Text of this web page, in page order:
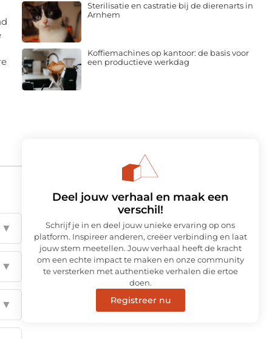
▼
▼
▼
Sterilisatie en castratie bij de dierenarts in
Arnhem
Koffiemachines op kantoor: de basis voor
een productieve werkdag
Deel jouw verhaal en maak een
verschil!
Schrijf je in en deel jouw unieke ervaring op ons
platform. Inspireer anderen, creëer verbinding en laat
jouw stem meetellen. Jouw verhaal heeft de kracht
om een echte impact te maken en onze community
te versterken met authentieke verhalen die ertoe
doen.
Registreer nu